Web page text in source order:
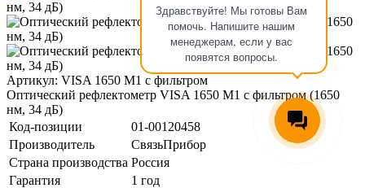
Здравствуйте! Мы готовы Вам
помочь. Напишите нашим
менеджерам, если у вас
появятся вопросы.
Артикул: VISA 1650 M1 с фильтром
Оптический рефлектометр VISA 1650 M1 с фильтром (1650
нм, 34 дБ)
Код-позиции
01-00120458
Производитель
СвязьПрибор
Страна производства Россия
Гарантия
1 год